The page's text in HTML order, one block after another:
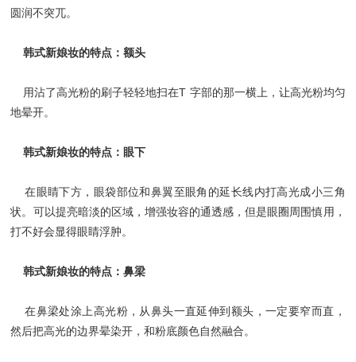
圆润不突兀。
韩式新娘妆的特点：额头
用沾了高光粉的刷子轻轻地扫在T 字部的那一横上，让高光粉均匀
地晕开。
韩式新娘妆的特点：眼下
在眼睛下方，眼袋部位和鼻翼至眼角的延长线内打高光成小三角
状。可以提亮暗淡的区域，增强妆容的通透感，但是眼圈周围慎用，
打不好会显得眼睛浮肿。
韩式新娘妆的特点：鼻梁
在鼻梁处涂上高光粉，从鼻头一直延伸到额头，一定要窄而直，
然后把高光的边界晕染开，和粉底颜色自然融合。